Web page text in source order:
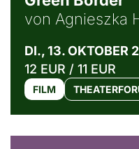
von Agnieszka
DI., 13. OKTOBER
12 EUR / 11 EUR
FILM